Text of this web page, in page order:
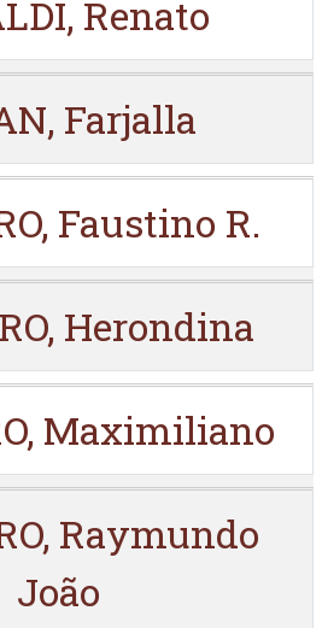
Renato
Farjalla
Faustino R.
Herondina
Maximiliano
Raymundo
João